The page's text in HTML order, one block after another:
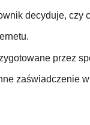
decyduje, czy
przez
zaświadczenie